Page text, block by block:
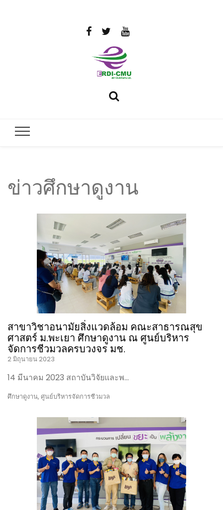
มหาวิทยาลัย
เชียงใหม่
ข่าวศึกษาดูงาน
สาขาวิชาอนามัยสิ่งแวดล้อม คณะสาธารณสุข
ศาสตร์ ม.พะเยา ศึกษาดูงาน ณ ศูนย์บริหาร
จัดการชีวมวลครบวงจร มช.
2 มิถุนายน 2023
14 มีนาคม 2023 สถาบันวิจัยและพ…
ศึกษาดูงาน, ศูนย์บริหารจัดการชีวมวล